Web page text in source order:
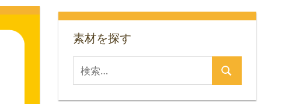
素材を探す
検
索
対
検